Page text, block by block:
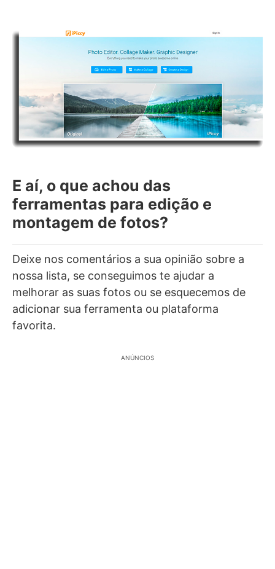
E aí, o que achou das
ferramentas para edição e
montagem de fotos?
Deixe nos comentários a sua opinião sobre a
nossa lista, se conseguimos te ajudar a
melhorar as suas fotos ou se esquecemos de
adicionar sua ferramenta ou plataforma
favorita.
ANÚNCIOS